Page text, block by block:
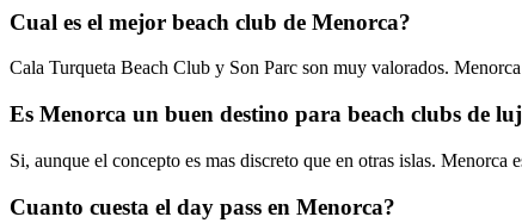
Cual es el mejor beach club de Menorca?
Cala Turqueta Beach Club y Son Parc son muy valorados.
Es Menorca un buen destino para beach clubs de
Si, aunque el concepto es mas discreto que en otras islas.
Cuanto cuesta el day pass en Menorca?